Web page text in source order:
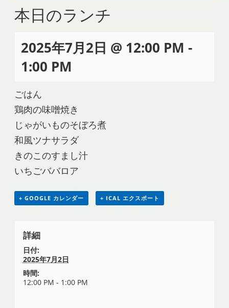
本日のランチ
2025年7月2日 @ 12:00 PM -
1:00 PM
ごはん
鶏肉の味噌焼き
じゃがいものそぼろ煮
和風ツナサラダ
きのこのすまし汁
いちごババロア
+ GOOGLE カレンダー + ICAL エクスポート
詳細
日付:
2025年7月2日
時間:
12:00 PM - 1:00 PM